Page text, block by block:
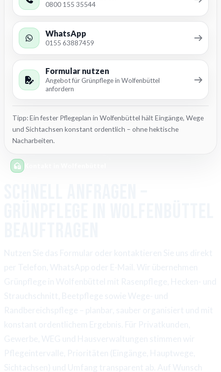
0800 155 35544
WhatsApp
0155 63887459
Formular nutzen
Angebot für Grünpflege in Wolfenbüttel
anfordern
Tipp: Ein fester Pflegeplan in Wolfenbüttel hält Eingänge, Wege
und Sichtachsen konstant ordentlich – ohne hektische
Nacharbeiten.